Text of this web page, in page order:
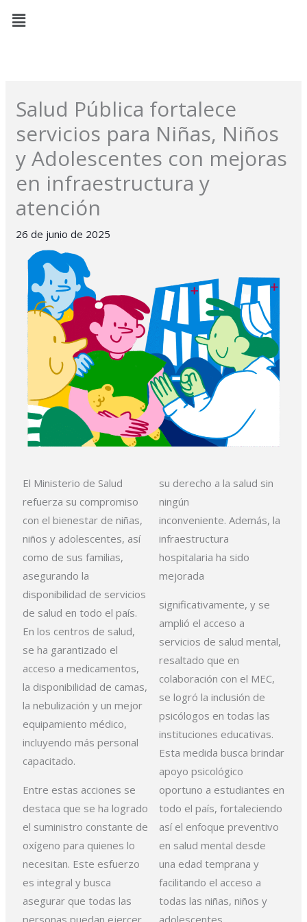
Menú
Salud Pública fortalece
servicios para Niñas, Niños
y Adolescentes con mejoras
en infraestructura y
atención
26 de junio de 2025
El Ministerio de Salud
refuerza su compromiso
con el bienestar deniñas,
niños y adolescentes, así
como de sus familias,
asegurandola
disponibilidad de servicios
de salud en todo el país.
En los centros de salud,
se ha garantizado el
acceso a medicamentos,
la disponibilidad de camas,
la nebulización y un mejor
equipamientomédico,
incluyendo más personal
capacitado.
Entre estas acciones se
destaca que se ha logrado
el suministro constante de
oxígeno para quienes lo
necesitan. Este esfuerzo
es integraly busca
asegurar que todas las
personas puedan ejercer
su derecho a la salud sin
ningún
inconveniente. Además, la
infraestructura
hospitalaria ha sido
mejorada
significativamente, y se
amplió el acceso a
servicios de salud mental,
resaltado que en
colaboración con el MEC,
se logró la inclusión de
psicólogos en todas las
instituciones educativas.
Esta medida busca brindar
apoyo psicológico
oportuno a estudiantes en
todo el país, fortaleciendo
así el enfoque preventivo
en salud mental desde
una edad temprana y
facilitando el acceso a
todas las niñas, niños y
adolescentes.